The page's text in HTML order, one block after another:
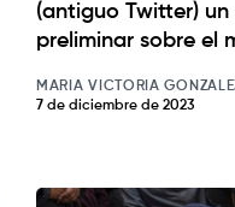
(antiguo Twitter)
preliminar sobre el
MARIA VICTORIA
7 de diciembre de 2023